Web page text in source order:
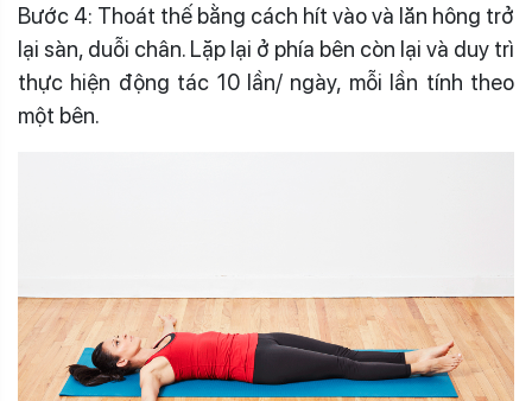
Bước 4: Thoát thế bằng cách hít vào và lăn hông trở
lại sàn, duỗi chân. Lặp lại ở phía bên còn lại và duy trì
thực hiện động tác 10 lần/ ngày, mỗi lần tính theo
một bên.